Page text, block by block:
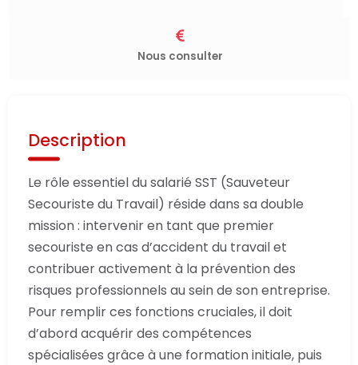
Nous consulter
Description
Le rôle essentiel du salarié SST (Sauveteur
Secouriste du Travail) réside dans sa double
mission : intervenir en tant que premier
secouriste en cas d’accident du travail et
contribuer activement à la prévention des
risques professionnels au sein de son entreprise.
Pour remplir ces fonctions cruciales, il doit
d’abord acquérir des compétences
spécialisées grâce à une formation initiale, puis